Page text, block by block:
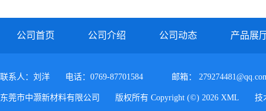
公司首页 公司介绍 公司动态 产品展
联系人：刘洋 电话：0769-87701584 邮箱：
东莞市中灏新材料有限公司 版权所有 Copyright (©) 2026 XML 技